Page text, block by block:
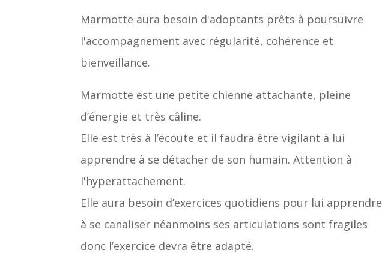
Marmotte aura besoin d'adoptants prêts à poursuivre
l'accompagnement avec régularité, cohérence et
bienveillance.
Marmotte est une petite chienne attachante, pleine
d’énergie et très câline.
Elle est très à l’écoute et il faudra être vigilant à lui
apprendre à se détacher de son humain. Attention à
l'hyperattachement.
Elle aura besoin d’exercices quotidiens pour lui apprendre
à se canaliser néanmoins ses articulations sont fragiles
donc l’exercice devra être adapté.